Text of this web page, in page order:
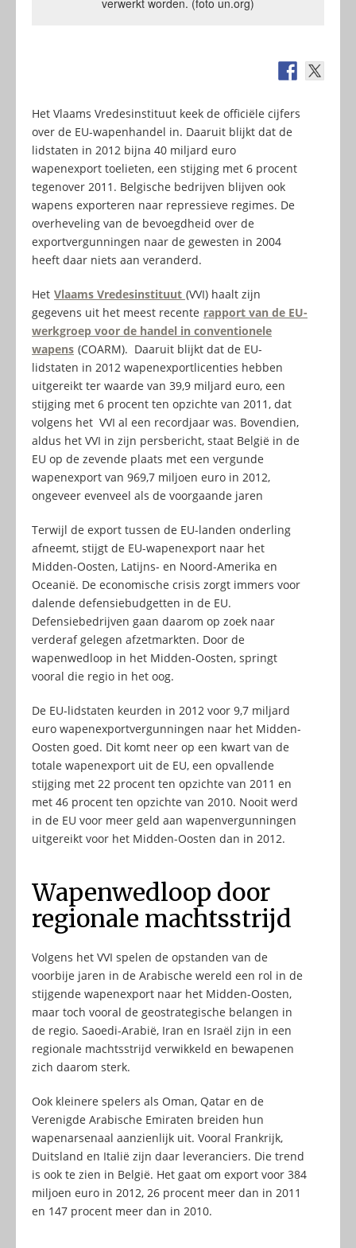
verwerkt worden. (foto un.org)
Het Vlaams Vredesinstituut keek de officiële cijfers
over de EU-wapenhandel in. Daaruit blijkt dat de
lidstaten in 2012 bijna 40 miljard euro
wapenexport toelieten, een stijging met 6 procent
tegenover 2011. Belgische bedrijven blijven ook
wapens exporteren naar repressieve regimes. De
overheveling van de bevoegdheid over de
exportvergunningen naar de gewesten in 2004
heeft daar niets aan veranderd.
Het Vlaams Vredesinstituut (VVI) haalt zijn
gegevens uit het meest recente rapport van de EU-
werkgroep voor de handel in conventionele
wapens (COARM). Daaruit blijkt dat de EU-
lidstaten in 2012 wapenexportlicenties hebben
uitgereikt ter waarde van 39,9 miljard euro, een
stijging met 6 procent ten opzichte van 2011, dat
volgens het VVI al een recordjaar was. Bovendien,
aldus het VVI in zijn persbericht, staat België in de
EU op de zevende plaats met een vergunde
wapenexport van 969,7 miljoen euro in 2012,
ongeveer evenveel als de voorgaande jaren
Terwijl de export tussen de EU-landen onderling
afneemt, stijgt de EU-wapenexport naar het
Midden-Oosten, Latijns- en Noord-Amerika en
Oceanië. De economische crisis zorgt immers voor
dalende defensiebudgetten in de EU.
Defensiebedrijven gaan daarom op zoek naar
verderaf gelegen afzetmarkten. Door de
wapenwedloop in het Midden-Oosten, springt
vooral die regio in het oog.
De EU-lidstaten keurden in 2012 voor 9,7 miljard
euro wapenexportvergunningen naar het Midden-
Oosten goed. Dit komt neer op een kwart van de
totale wapenexport uit de EU, een opvallende
stijging met 22 procent ten opzichte van 2011 en
met 46 procent ten opzichte van 2010. Nooit werd
in de EU voor meer geld aan wapenvergunningen
uitgereikt voor het Midden-Oosten dan in 2012.
Wapenwedloop door
regionale machtsstrijd
Volgens het VVI spelen de opstanden van de
voorbije jaren in de Arabische wereld een rol in de
stijgende wapenexport naar het Midden-Oosten,
maar toch vooral de geostrategische belangen in
de regio. Saoedi-Arabië, Iran en Israël zijn in een
regionale machtsstrijd verwikkeld en bewapenen
zich daarom sterk.
Ook kleinere spelers als Oman, Qatar en de
Verenigde Arabische Emiraten breiden hun
wapenarsenaal aanzienlijk uit. Vooral Frankrijk,
Duitsland en Italië zijn daar leveranciers. Die trend
is ook te zien in België. Het gaat om export voor 384
miljoen euro in 2012, 26 procent meer dan in 2011
en 147 procent meer dan in 2010.